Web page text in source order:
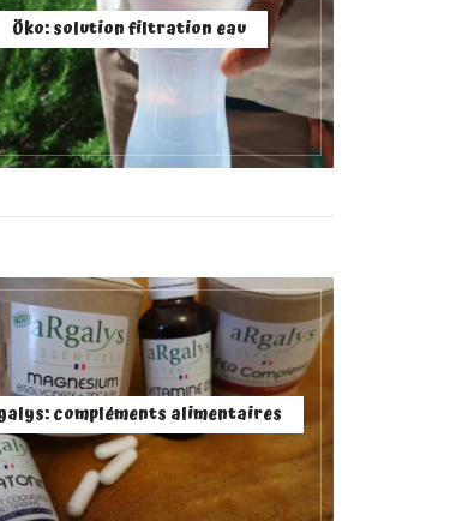
Öko: solution filtration eau
compléments alimentaires